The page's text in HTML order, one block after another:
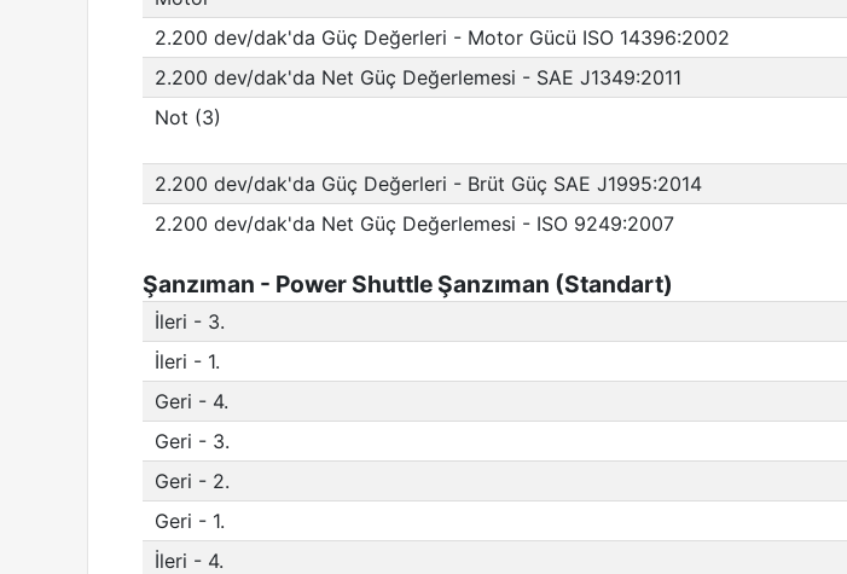
2.200 dev/dak'da Güç Değerleri - Motor Gücü ISO 14396:2002
2.200 dev/dak'da Net Güç Değerlemesi - SAE J1349:2011
Not (3)
2.200 dev/dak'da Güç Değerleri - Brüt Güç SAE J1995:2014
2.200 dev/dak'da Net Güç Değerlemesi - ISO 9249:2007
Şanzıman - Power Shuttle Şanzıman (Standart)
İleri - 3.
İleri - 1.
Geri - 4.
Geri - 3.
Geri - 2.
Geri - 1.
İleri - 4.